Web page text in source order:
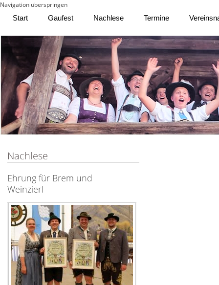
Navigation überspringen
Start
Gaufest Nachlese Termine
Nachlese
Ehrung für Brem und
Weinzierl